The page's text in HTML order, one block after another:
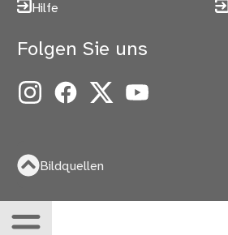
Hilfe
Folgen Sie uns
InstagramFacebook
X YouTube
Bildquellen